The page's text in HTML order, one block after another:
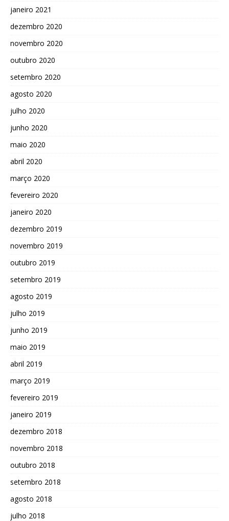
janeiro 2021
dezembro 2020
novembro 2020
outubro 2020
setembro 2020
agosto 2020
julho 2020
junho 2020
maio 2020
abril 2020
março 2020
fevereiro 2020
janeiro 2020
dezembro 2019
novembro 2019
outubro 2019
setembro 2019
agosto 2019
julho 2019
junho 2019
maio 2019
abril 2019
março 2019
fevereiro 2019
janeiro 2019
dezembro 2018
novembro 2018
outubro 2018
setembro 2018
agosto 2018
julho 2018